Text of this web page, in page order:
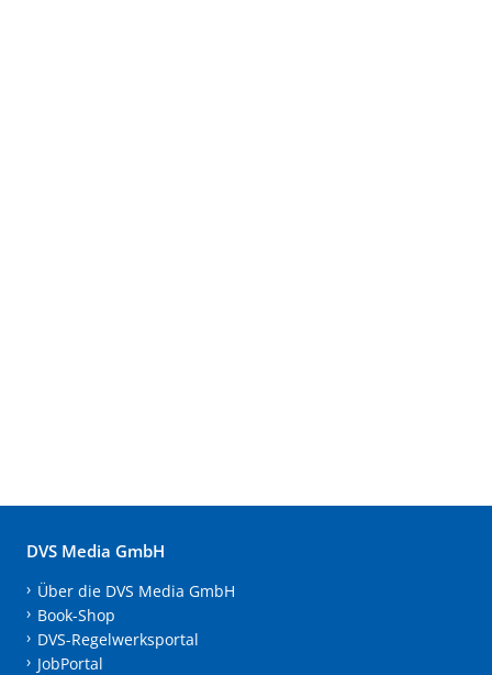
DVS Media GmbH
Über die DVS Media GmbH
Book-Shop
DVS-Regelwerksportal
JobPortal